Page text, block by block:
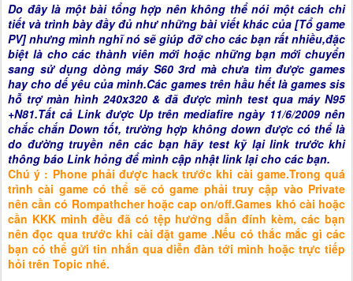
Do đây là một bài tổng hợp nên không thể nói một cách chi
tiết và trình bày đầy đủ như những bài viết khác của [Tổ game
PV] nhưng mình nghĩ nó sẽ giúp đỡ cho các bạn rất nhiều,đặc
biệt là cho các thành viên mới hoặc những bạn mới chuyển
sang sử dụng dòng máy S60 3rd mà chưa tìm được games
hay cho dế yêu của mình.Các games trên hầu hết là games sis
hỗ trợ màn hình 240x320 & đã được mình test qua máy N95
+N81.Tất cả Link được Up trên mediafire ngày 11/6/2009 nên
chắc chắn Down tốt, trường hợp không down được có thể là
do đường truyền nên các bạn hãy test kỹ lại link trước khi
thông báo Link hỏng để mình cập nhật link lại cho các bạn.
Chú ý : Phone phải được hack trước khi cài game.Trong quá
trình cài game có thể sẽ có game phải truy cập vào Private
nên cần có Rompathcher hoặc cap on/off.Games khó cài hoặc
cần KKK mình đều đã có tệp hướng dẫn đính kèm, các bạn
nên đọc qua trước khi cài đặt game .Nếu có thắc mắc gì các
bạn có thể gửi tin nhắn qua diễn đàn tới mình hoặc trực tiếp
hỏi trên Topic nhé.